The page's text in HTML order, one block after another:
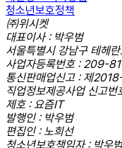
청소년보호정책
㈜위시켓
대표이사 : 박우범
서울특별시 강남구 테헤
사업자등록번호 : 209-
통신판매업신고 : 제
직업정보제공사업 신고
제호 : 요즘IT
발행인 : 박우범
편집인 : 노희선
청소년보호책임자 : 박우범